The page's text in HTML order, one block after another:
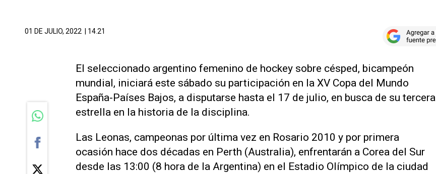
01 DE JULIO, 2022 | 14.21
El seleccionado argentino femenino de hockey sobre césped, bicampeón
mundial, iniciará este sábado su participación en la XV Copa del Mundo
España-Países Bajos, a disputarse hasta el 17 de julio, en busca de su tercera
estrella en la historia de la disciplina.
Las Leonas, campeonas por última vez en Rosario 2010 y por primera
ocasión hace dos décadas en Perth (Australia), enfrentarán a Corea del Sur
desde las 13:00 (8 hora de la Argentina) en el Estadio Olímpico de la ciudad